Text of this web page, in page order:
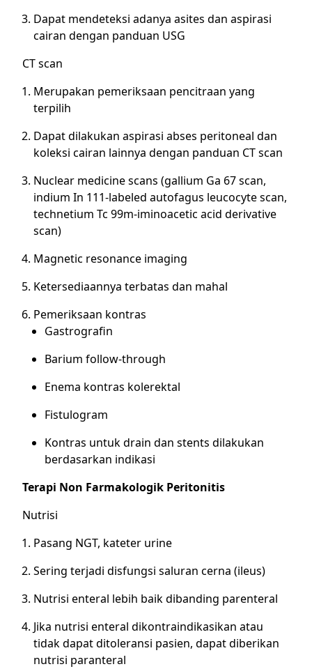
Dapat mendeteksi adanya asites dan aspirasi
cairan dengan panduan USG
CT scan
Merupakan pemeriksaan pencitraan yang
terpilih
Dapat dilakukan aspirasi abses peritoneal dan
koleksi cairan lainnya dengan panduan CT scan
Nuclear medicine scans (gallium Ga 67 scan,
indium In 111-labeled autofagus leucocyte scan,
technetium Tc 99m-iminoacetic acid derivative
scan)
Magnetic resonance imaging
Ketersediaannya terbatas dan mahal
Pemeriksaan kontras
Gastrografin
Barium follow-through
Enema kontras kolerektal
Fistulogram
Kontras untuk drain dan stents dilakukan
berdasarkan indikasi
Terapi Non Farmakologik Peritonitis
Nutrisi
Pasang NGT, kateter urine
Sering terjadi disfungsi saluran cerna (ileus)
Nutrisi enteral lebih baik dibanding parenteral
Jika nutrisi enteral dikontraindikasikan atau
tidak dapat ditoleransi pasien, dapat diberikan
nutrisi paranteral